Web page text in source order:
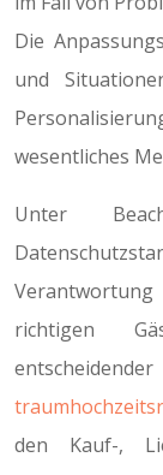
Die
und
wesentliches
Unter
richtigen
den Kauf-,